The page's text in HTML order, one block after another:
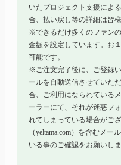
いたプロジェクト支援によ
合、払い戻し等の詳細は皆
※できるだけ多くのファン
金額を設定しています。お
可能です。
※ご注文完了後に、ご登録
ールを自動送信させていた
合、ご利用になられている
ーラーにて、それが迷惑フ
れてしまっている場合がご
（yeltama.com）を含むメ
いる事のご確認をお願いしま